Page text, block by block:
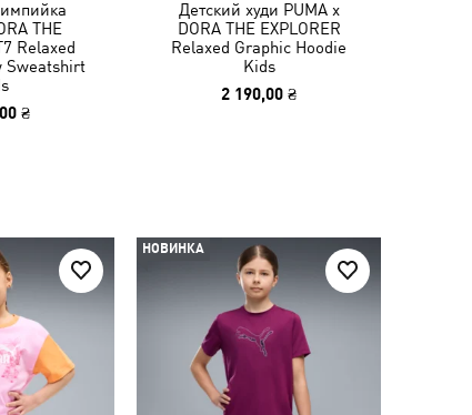
THE
Relaxed
Sweatshirt
₴
Детский худи PUMA x
DORA THE EXPLORER
Relaxed Graphic Hoodie
Kids
2 190,00 ₴
НОВИНКА